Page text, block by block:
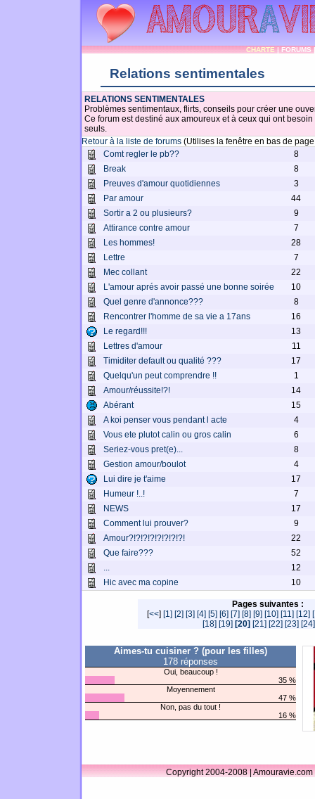
CHARTE|FORUMS
Relations sentimentales
RELATIONS SENTIMENTALES
Problèmes sentimentaux, flirts, conseils pour créer une
Ce forum est destiné aux amoureux et à ceux qui ont
seuls.
Retour à la liste de forums (Utilises la fenêtre en bas de
Comt regler le pb??
8
Break
8
Preuves d'amour quotidiennes
3
Par amour
44
Sortir a 2 ou plusieurs?
9
Attirance contre amour
7
Les hommes!
28
Lettre
7
Mec collant
22
L'amour aprés avoir passé une bonne soirée
10
Quel genre d'annonce???
8
Rencontrer l'homme de sa vie a 17ans
16
Le regard!!!
13
Lettres d'amour
11
Timiditer default ou qualité ???
17
Quelqu'un peut comprendre !!
1
Amour/réussite!?!
14
Abérant
15
A koi penser vous pendant l acte
4
Vous ete plutot calin ou gros calin
6
Seriez-vous pret(e)...
8
Gestion amour/boulot
4
Lui dire je t'aime
17
Humeur !..!
7
NEWS
17
Comment lui prouver?
9
Amour?!?!?!?!?!?!?!?!
22
Que faire???
52
...
12
Hic avec ma copine
10
Pages suivantes :
[<<] [1] [2] [3] [4] [5] [6] [7] [8] [9] [10] [11] [12]
[18] [19] [20] [21] [22] [23] [24]
Aimes-tu cuisiner ? (pour les filles)
178 réponses
Oui, beaucoup !
35 %
Moyennement
47 %
Non, pas du tout !
16 %
Copyright 2004-2008 |